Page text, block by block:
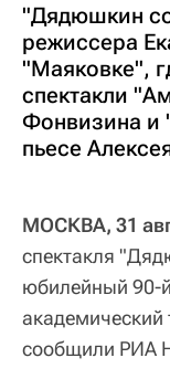
"Дядюшкин
режиссера
"Маяковке",
спектакли
Фонвизина
пьесе
МОСКВА, 31
спектакля
юбилейный 90-
академический
сообщили РИА